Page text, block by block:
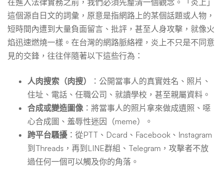
處
置
權
這個源自日文的詞彙，原意是指網路上的某個話題或人物，
短時間內遭到大量負面留言、批評，甚至人身攻擊，就像火
焰迅速燃燒一樣。在台灣的網路脈絡裡，炎上不只是不同意
見的交鋒，往往伴隨著以下這些行為：
人肉搜索（肉搜）
：公開當事人的真實姓名、照片、
住址、電話、任職公司、就讀學校，甚至親屬資料。
合成或變造圖像 ：將當事人的照片拿來做成遺照、噁
心合成圖、羞辱性迷因（meme）。
跨平台騷擾 ：從PTT、Dcard、Facebook、Instagram
到Threads，再到LINE群組、Telegram，攻擊者不放
過任何一個可以觸及你的角落。